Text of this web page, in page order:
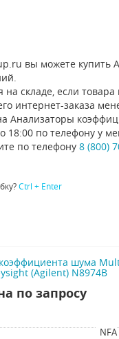
вы можете
складе, если
интернет-заказа
Анализаторы
18:00 по телефону у
по телефону 8 (800)
Ctrl + Enter
шума
(Agilent) N8974B
по запросу
NFA